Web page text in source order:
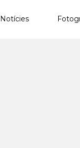
Notícies